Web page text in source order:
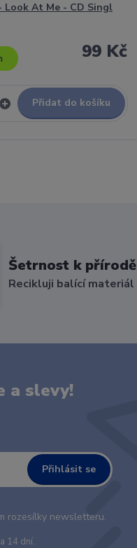
Look At Me - CD Singl
99 Kč
Přidat do košíku
Šetrnost k přírodě
Recikluji balící materiál
a slevy!
Přihlásit se
rozesílky newsletteru.
14 dní.